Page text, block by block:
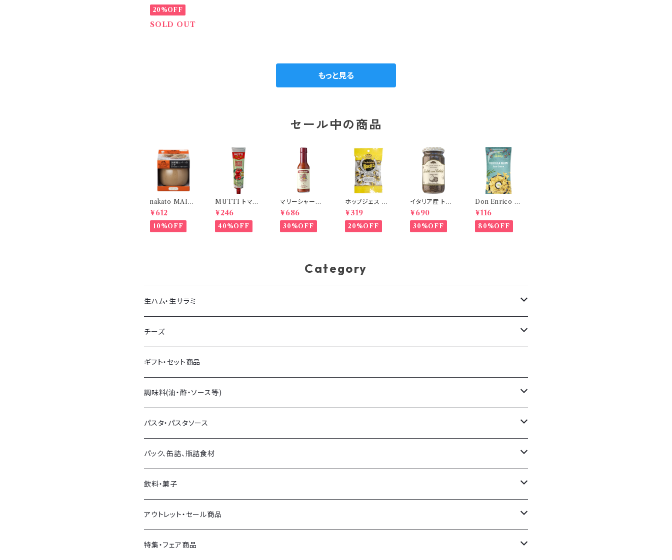
20%OFF
SOLD OUT
もっと見る
セール中の商品
nakato MAIS
ON BOIRE 国
産鶏レバーのパ
テ 95g｜ワイン
に合う おつまみ
¥612
10%OFF
MUTTI トマト
ペースト/チュー
ブタイプ 130g
イタリア食材
二倍濃縮
¥246
40%OFF
マリーシャープ
ス ハバネロソー
ス SMOKY(中
辛) 148ml
¥686
30%OFF
ホップジェス コ
ーヒーキャンディ
袋入 80ｇ ベ
ルギー産
¥319
20%OFF
イタリア産 トリュ
フソース 180g
COLLE DEL T
ARTUFO｜本
格トリュフパスタ
¥690
30%OFF
Don Enrico ト
ルティーヤチップ
ス サワークリー
ム味 125g｜コ
ーンチップス ナ
¥116
80%OFF
Category
生ハム・生サラミ
生ハム
生サラミ
イタリア産
フランス産
スペイン産
その他各国
チーズ
量り売りチーズ
パック販売チーズ
チーズアソート
イタリア産
フランス産
その他各国
ギフト・セット商品
調味料(油・酢・ソース等)
オリーブオイル・他オイル
バルサミコ・他お酢
塩
ソース類
その他調味料
パスタ・パスタソース
パスタ
パスタソース
パック、缶詰、瓶詰食材
オリーブ
おつまみ
トマト製品・野菜類
飲料・菓子
飲料
菓子
アウトレット・セール商品
セール商品
特集・フェア商品